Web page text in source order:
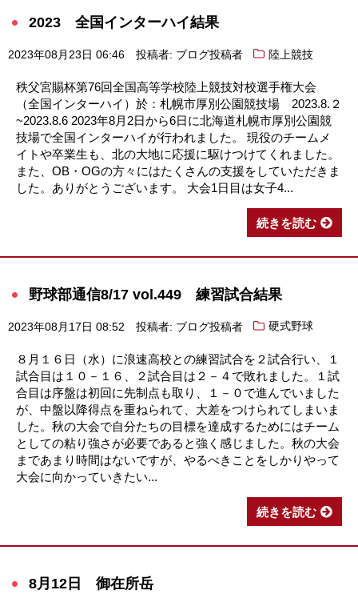
2023 全国インターハイ結果
2023年08月23日 06:46 投稿者: ブログ投稿者 陸上競技
秩父宮賜杯第76回全国高等学校陸上競技対校選手権大会
（全国インターハイ）於：札幌市厚別公園競技場 2023.8.２
~2023.8.6 2023年8月2日から6日に北海道札幌市厚別公園競
技場で全国インターハイが行われました。 現役のチームメ
イトや卒業生も、北の大地に応援に駆けつけてくれました。
また、OB・OGの方々にはたくさんの支援をしていただきま
した。ありがとうございます。 大会1日目は女子4...
続きを読む
野球部通信8/17 vol.449 練習試合結果
2023年08月17日 08:52 投稿者: ブログ投稿者 硬式野球
８月１６日（水）に浪速高校との練習試合を２試合行い、１
試合目は１０－１６、２試合目は２－４で敗れました。１試
合目は序盤は初回に先制点も取り、１－０で進んでいました
が、中盤以降得点を重ねられて、大差をつけられてしまいま
した。秋の大会で自分たちの目標を達成するためにはチーム
としての粘り強さが必要であると強く感じました。秋の大会
まであまり時間はないですが、やるべきことをしかりやって
大会に向かっていきたい...
続きを読む
8月12日 御在所岳